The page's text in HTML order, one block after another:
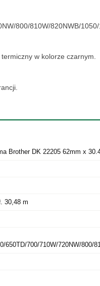
800/810W/820NWB/1050/
termiczny w kolorze czarnym.
Brother DK 22205 62mm x
30,48 m
650TD/700/710W/720NW/800/